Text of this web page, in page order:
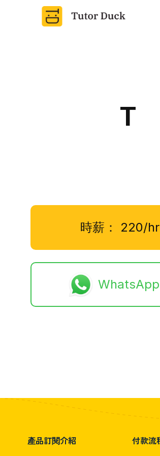
T
時薪： 220/hr
產品訂閱介紹 付款流